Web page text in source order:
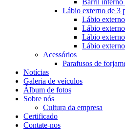
Barril interno
Lábio externo de 3
Lábio
Lábio
Lábio
Lábio
Acessórios
Parafusos de
Notícias
Galeria de veículos
Álbum de fotos
Sobre nós
Cultura da empresa
Certificado
Contate-nos